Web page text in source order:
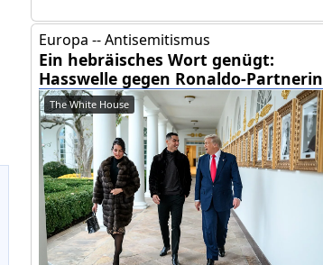
Europa -- Antisemitismus
Ein hebräisches Wort genügt:
Hasswelle gegen Ronaldo-Partnerin
The White House